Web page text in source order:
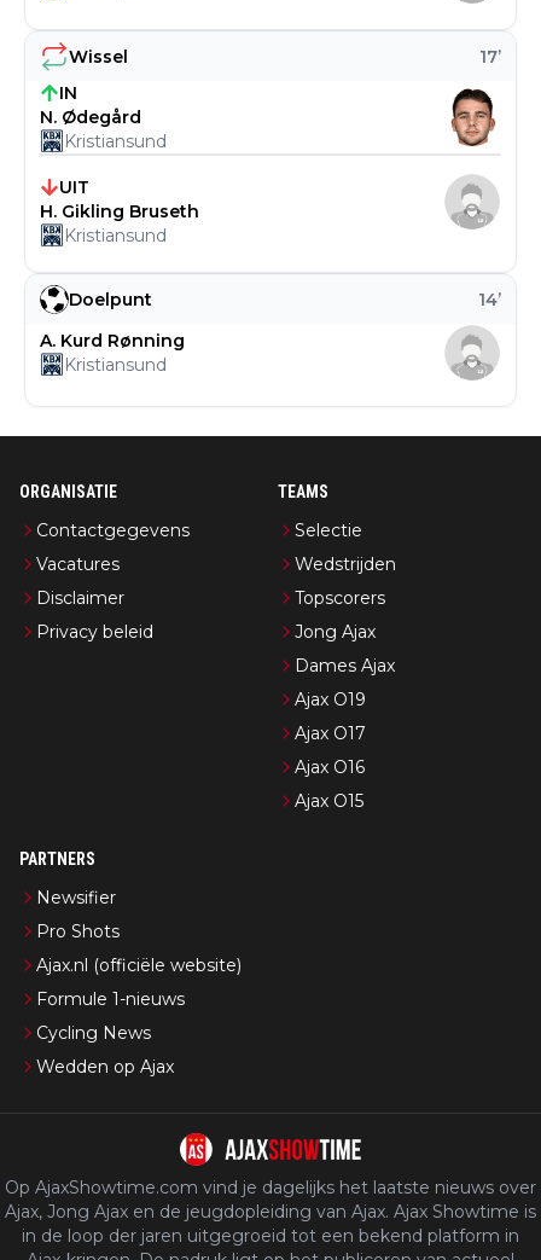
Doelpunt 14’
A. Kurd Rønning
Kristiansund
Wissel 17’
IN
N. Ødegård
Kristiansund
UIT
H. Gikling Bruseth
Kristiansund
ORGANISATIE
Contactgegevens
Vacatures
Disclaimer
Privacy beleid
TEAMS
Selectie
Wedstrijden
Topscorers
Jong Ajax
Dames Ajax
Ajax O19
Ajax O17
Ajax O16
Ajax O15
PARTNERS
Newsifier
Pro Shots
Ajax.nl (officiële website)
Formule 1-nieuws
Cycling News
Wedden op Ajax
Op AjaxShowtime.com vind je dagelijks het laatste nieuws over
Ajax, Jong Ajax en de jeugdopleiding van Ajax. Ajax Showtime is
in de loop der jaren uitgegroeid tot een bekend platform in